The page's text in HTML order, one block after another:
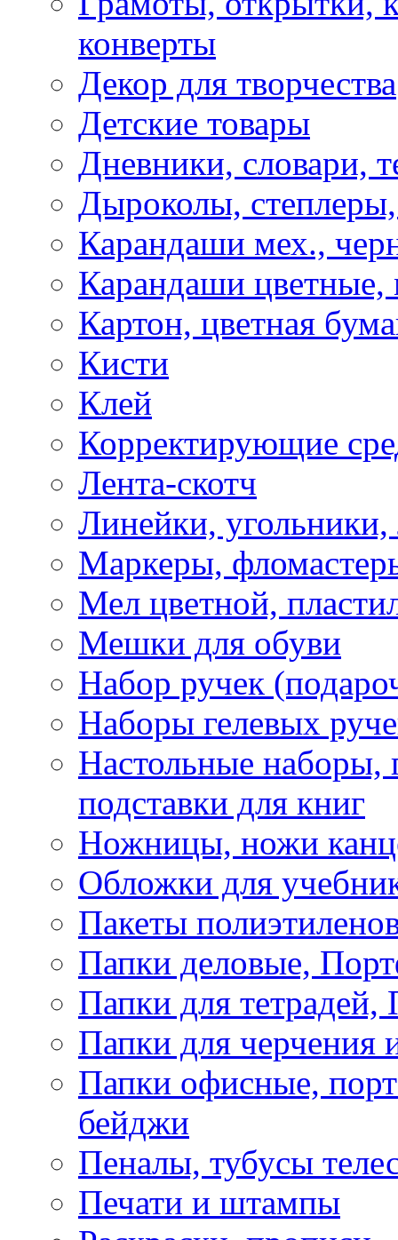
конверты
Декор для творчества
Детские товары
Дневники, словари,
Дыроколы,
Карандаши мех.,
Карандаши цветные,
Картон, цветная
Кисти
Клей
Корректирующие
Лента-скотч
Линейки, угольники,
Маркеры,
Мел цветной,
Мешки для обуви
Набор ручек
Наборы гелевых
Настольные наборы,
подставки для книг
Ножницы, ножи
Обложки для
Пакеты
Папки деловые,
Папки для тетрадей,
Папки для черчения
Папки офисные,
бейджи
Пеналы, тубусы
Печати и штампы